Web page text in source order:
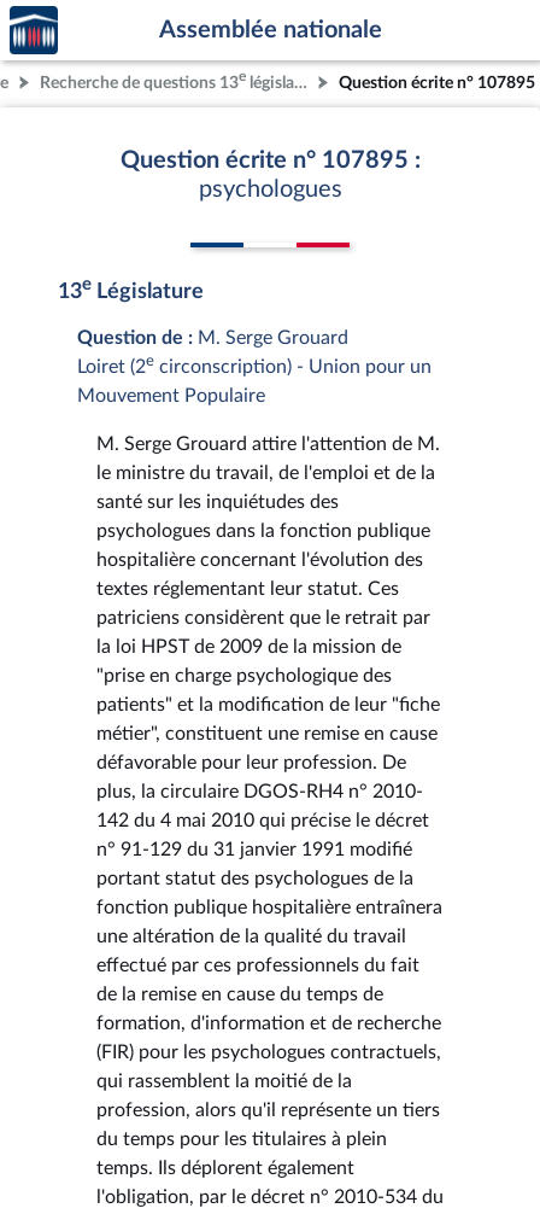
Aller au contenu
Aller en bas de la page
Accèder
à la
page
d'accueil
Assemblée nationale
Recherche de questions 13e législature Question écrite n° 107895
Question écrite n° 107895 :
psychologues
13e Législature
Question de : M. Serge Grouard
Loiret (2e circonscription) - Union pour un
Mouvement Populaire
M. Serge Grouard attire l'attention de M.
le ministre du travail, de l'emploi et de la
santé sur les inquiétudes des
psychologues dans la fonction publique
hospitalière concernant l'évolution des
textes réglementant leur statut. Ces
patriciens considèrent que le retrait par
la loi HPST de 2009 de la mission de
"prise en charge psychologique des
patients" et la modification de leur "fiche
métier", constituent une remise en cause
défavorable pour leur profession. De
plus, la circulaire DGOS-RH4 n° 2010-
142 du 4 mai 2010 qui précise le décret
n° 91-129 du 31 janvier 1991 modifié
portant statut des psychologues de la
fonction publique hospitalière entraînera
une altération de la qualité du travail
effectué par ces professionnels du fait
de la remise en cause du temps de
formation, d'information et de recherche
(FIR) pour les psychologues contractuels,
qui rassemblent la moitié de la
profession, alors qu'il représente un tiers
du temps pour les titulaires à plein
temps. Ils déplorent également
l'obligation, par le décret n° 2010-534 du